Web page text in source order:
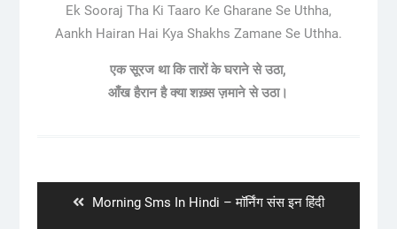
Ek Sooraj Tha Ki Taaro Ke Gharane Se Uthha,
Aankh Hairan Hai Kya Shakhs Zamane Se Uthha.
एक सूरज था कि तारों के घराने से उठा,
आँख हैरान है क्या शख़्स ज़माने से उठा।
Previous
Morning Sms In Hindi – मॉर्निंग संस इन हिंदी